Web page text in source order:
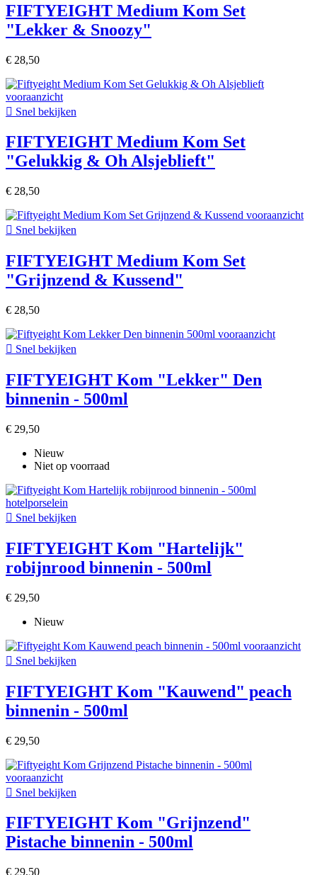
FIFTYEIGHT Medium Kom Set
"Lekker & Snoozy"
€ 28,50
 Snel bekijken
FIFTYEIGHT Medium Kom Set
"Gelukkig & Oh Alsjeblieft"
€ 28,50
 Snel bekijken
FIFTYEIGHT Medium Kom Set
"Grijnzend & Kussend"
€ 28,50
 Snel bekijken
FIFTYEIGHT Kom "Lekker" Den
binnenin - 500ml
€ 29,50
Nieuw
Niet op voorraad
 Snel bekijken
FIFTYEIGHT Kom "Hartelijk"
robijnrood binnenin - 500ml
€ 29,50
Nieuw
 Snel bekijken
FIFTYEIGHT Kom "Kauwend" peach
binnenin - 500ml
€ 29,50
 Snel bekijken
FIFTYEIGHT Kom "Grijnzend"
Pistache binnenin - 500ml
€ 29,50